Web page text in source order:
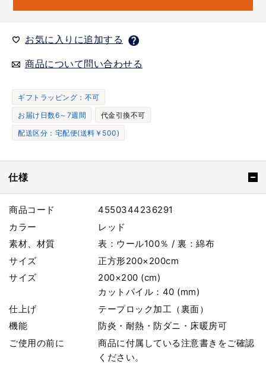
お気に入りに追加する
商品について問い合わせる
ギフトラッピング：不可
お届け日数6～7週間
代金引換不可
配送区分：宅配便(送料￥500)
仕様
商品コード
4550344236291
カラー
レッド
素材、材質
表：ウール100％ / 裏：綿布
サイズ
正方形200×200cm
サイズ
200×200 (cm)
カットパイル：40 (mm)
仕上げ
テープロック加工（裏面）
機能
防炎・耐熱・防ダニ・床暖房可
ご使用の前に
商品に付属している注意書きをご確認
ください。